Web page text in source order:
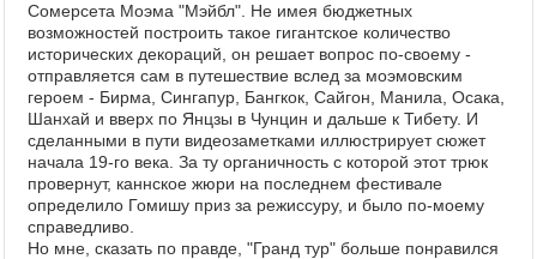
Видеотоп
Сомерсета Моэма "Мэйбл". Не имея бюджетных
возможностей построить такое гигантское количество
исторических декораций, он решает вопрос по-своему -
отправляется сам в путешествие вслед за моэмовским
героем - Бирма, Сингапур, Бангкок, Сайгон, Манила, Осака,
Шанхай и вверх по Янцзы в Чунцин и дальше к Тибету. И
сделанными в пути видеозаметками иллюстрирует сюжет
начала 19-го века. За ту органичность с которой этот трюк
провернут, каннское жюри на последнем фестивале
определило Гомишу приз за режиссуру, и было по-моему
справедливо.
Но мне, сказать по правде, "Гранд тур" больше понравился